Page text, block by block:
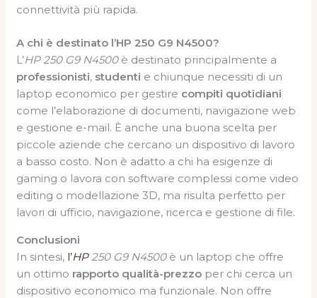
connettività più rapida.
A chi è destinato l’HP 250 G9 N4500?
L’HP 250 G9 N4500è destinato principalmente a
professionisti, studenti e chiunque necessiti di un
laptop economico per gestire compiti quotidiani
come l’elaborazione di documenti, navigazione web
e gestione e-mail. È anche una buona scelta per
piccole aziende che cercano un dispositivo di lavoro
a basso costo. Non è adatto a chi ha esigenze di
gaming o lavora con software complessi come video
editing o modellazione 3D, ma risulta perfetto per
lavori di ufficio, navigazione, ricerca e gestione di file.
Conclusioni
In sintesi, l’HP250 G9 N4500è un laptop che offre
un ottimo rapporto qualità-prezzo per chi cerca un
dispositivo economico ma funzionale. Non offre